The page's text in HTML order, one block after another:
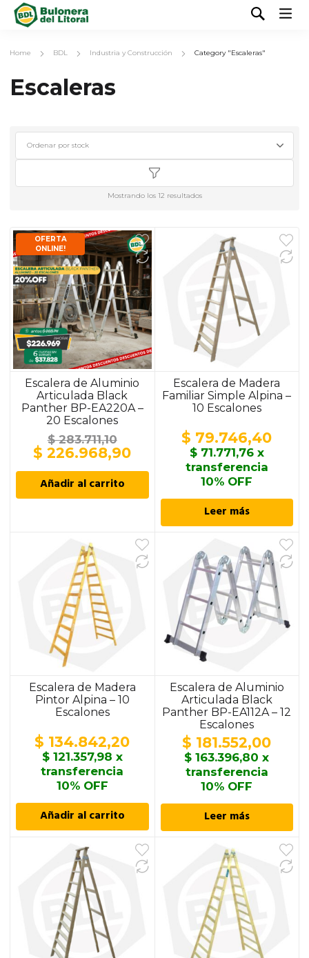
Home BDL Industria y Construcción Category "Escaleras"
Escaleras
Mostrando los 12 resultados
OFERTA
ONLINE!
Escalera de Aluminio
Articulada Black
Panther BP-EA220A –
20 Escalones
$283.711,10
El
precio
original
$ 226.968,90El
es:
$ 226.968,90.
Añadir al carrito
Escalera de Madera
Familiar Simple Alpina –
10 Escalones
$ 79.746,40
$71.771,76x
transferencia
10% OFF
Leer más
Escalera de Madera
Pintor Alpina – 10
Escalones
$ 134.842,20
$121.357,98 x
transferencia
10% OFF
Añadir al carrito
Escalera de Aluminio
Articulada Black
Panther BP-EA112A – 12
Escalones
$ 181.552,00
$ 163.396,80 x
transferencia
10% OFF
Leer más